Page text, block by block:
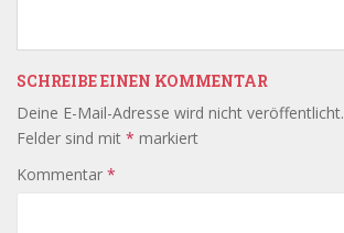
SCHREIBE EINEN KOMMENTAR
Deine E-Mail-Adresse wird nicht veröffentlicht.
Felder sind mit * markiert
Kommentar *